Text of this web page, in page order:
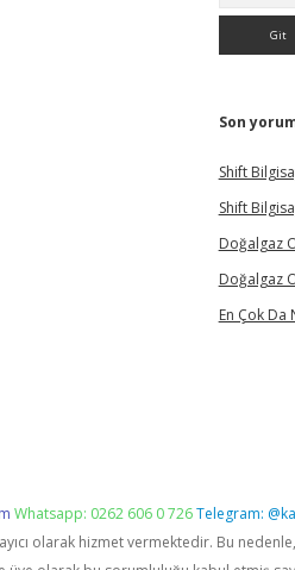
Son
Shift
Shift
Doğalgaz
Doğalgaz
En Çok Da
Whatsapp: 0262 606 0 726Telegram:
olarak hizmet vermektedir. Bu